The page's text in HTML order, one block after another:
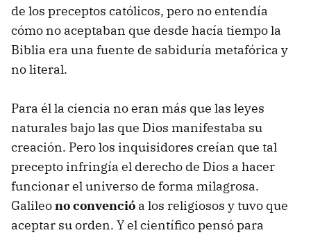
de los preceptos católicos, pero no entendía
cómo no aceptaban que desde hacía tiempo la
Biblia era una fuente de sabiduría metafórica y
no literal.
Para él la ciencia no eran más que las leyes
naturales bajo las que Dios manifestaba su
creación. Pero los inquisidores creían que tal
precepto infringía el derecho de Dios a hacer
funcionar el universo de forma milagrosa.
Galileono convenció a los religiosos y tuvo que
aceptar su orden. Y el científico pensó para